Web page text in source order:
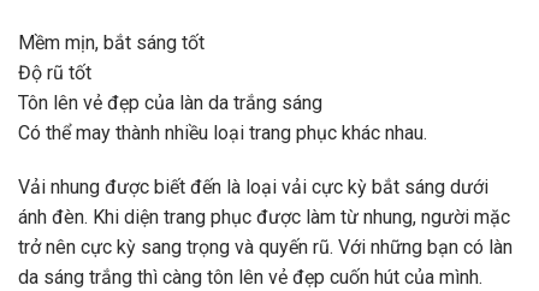
Mềm mịn, bắt sáng tốt
Độ rũ tốt
Tôn lên vẻ đẹp của làn da trắng sáng
Có thể may thành nhiều loại trang phục khác nhau.
Vải nhung được biết đến là loại vải cực kỳ bắt sáng dưới
ánh đèn. Khi diện trang phục được làm từ nhung, người mặc
trở nên cực kỳ sang trọng và quyến rũ. Với những bạn có làn
da sáng trắng thì càng tôn lên vẻ đẹp cuốn hút của mình.